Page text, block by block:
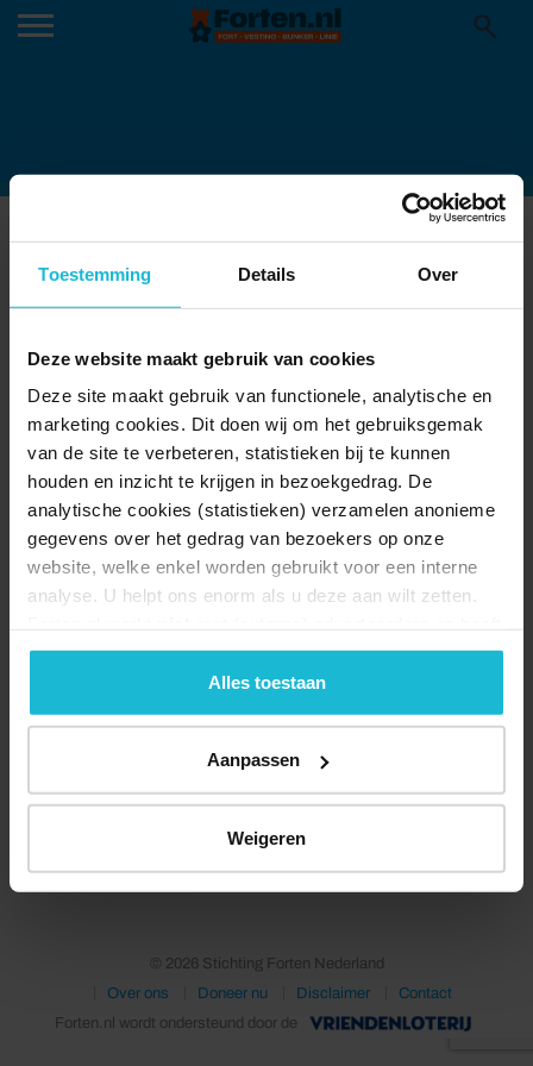
Toestemming Details Over
Deze website maakt gebruik van cookies
Deze site maakt gebruik van functionele, analytische en
marketing cookies. Dit doen wij om het gebruiksgemak
van de site te verbeteren, statistieken bij te kunnen
houden en inzicht te krijgen in bezoekgedrag. De
analytische cookies (statistieken) verzamelen anonieme
gegevens over het gedrag van bezoekers op onze
website, welke enkel worden gebruikt voor een interne
analyse. U helpt ons enorm als u deze aan wilt zetten.
geen commerciële doelstelling. U kunt deze cookies via
de knoppen accepteren, beheren of weigeren.
Alles toestaan
Aanpassen
Weigeren
Utrecht, 9 september 2022 Openlucht bioscoopvoorstelling in
© 2026 Stichting Forten Nederland
Over ons
Doneer nu Disclaimer
Contact
Forten.nl wordt ondersteund door de